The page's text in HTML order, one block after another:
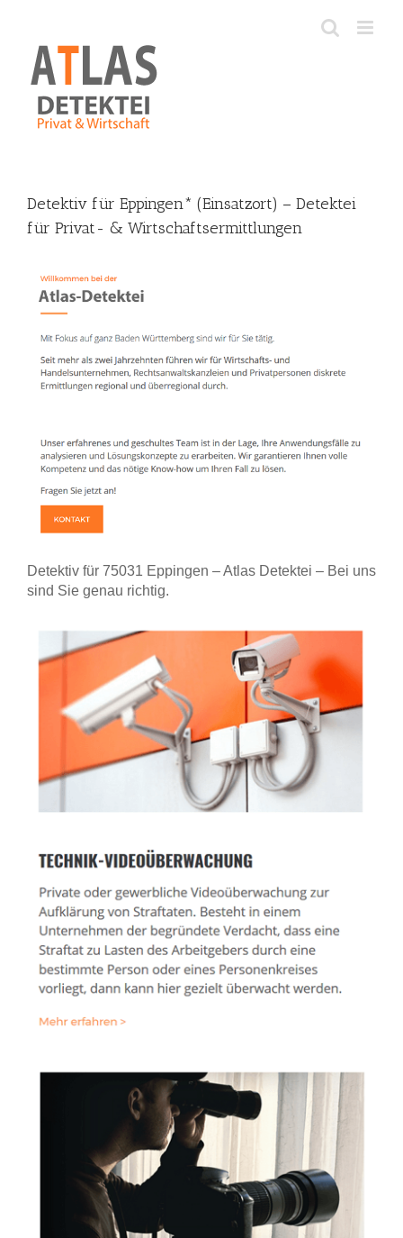
content
Detektiv für Eppingen* (Einsatzort) – Detektei
für Privat- & Wirtschaftsermittlungen
Detektiv für 75031 Eppingen – Atlas Detektei – Bei uns
sind Sie genau richtig.